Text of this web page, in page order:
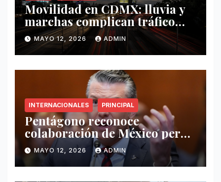
Movilidad en CDMX: lluvia y
marchas complican tráfico
este 12 de mayo
MAYO 12, 2026 ADMIN
INTERNACIONALES PRINCIPAL
Pentágono reconoce
colaboración de México pero
exige mayor operatividad
antidrogas
MAYO 12, 2026 ADMIN